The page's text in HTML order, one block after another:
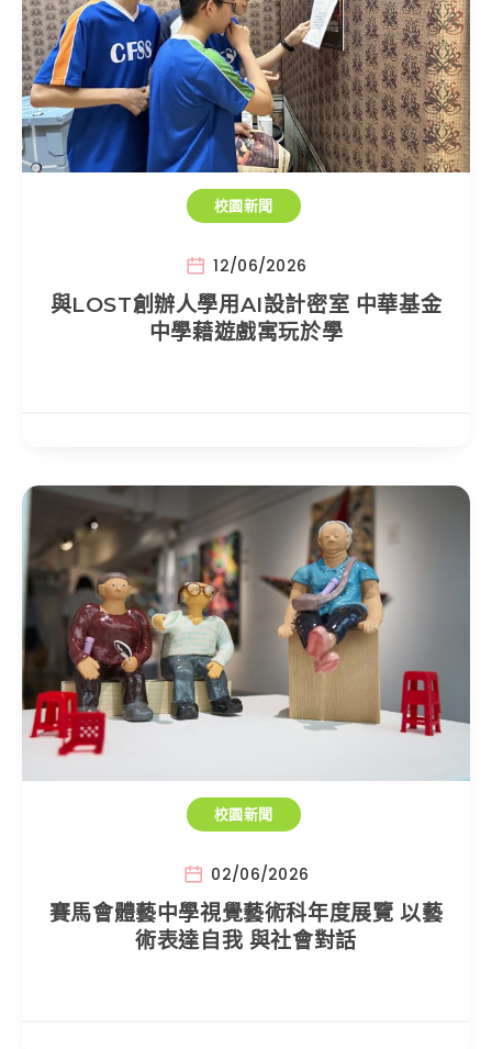
校園新聞
12/06/2026
與LOST創辦人學用AI設計密室 中華基金
中學藉遊戲寓玩於學
校園新聞
02/06/2026
賽馬會體藝中學視覺藝術科年度展覽 以藝
術表達自我 與社會對話